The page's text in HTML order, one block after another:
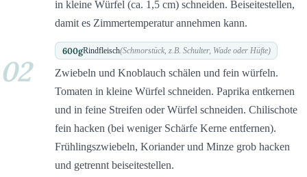
in kleine Würfel (ca. 1,5 cm) schneiden. Beiseitestellen,
damit es Zimmertemperatur annehmen kann.
600gRindfleisch(Schmorstück, z.B. Schulter, Wade oder Hüfte)
02
Zwiebeln und Knoblauch schälen und fein würfeln.
Tomaten in kleine Würfel schneiden. Paprika entkernen
und in feine Streifen oder Würfel schneiden. Chilischote
fein hacken (bei weniger Schärfe Kerne entfernen).
Frühlingszwiebeln, Koriander und Minze grob hacken
und getrennt beiseitestellen.